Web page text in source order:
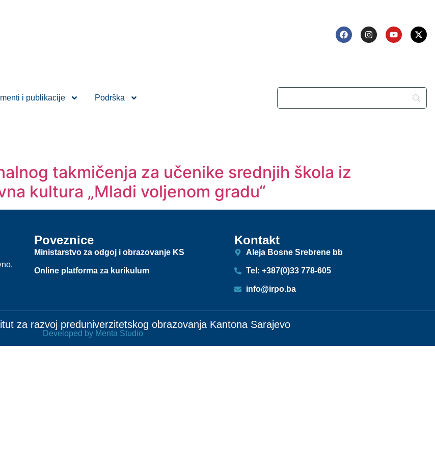
i publikacije Podrška
takmičenja za učenike srednjih škola iz
kultura „Mladi voljenom gradu“
Poveznice
Ministarstvo za odgoj i obrazovanje KS
Online platforma za kurikulum
Kontakt
Aleja Bosne Srebrene bb
Tel: +387(0)33 778-605
info@irpo.ba
za razvoj preduniverzitetskog obrazovanja Kantona Sarajevo
Developed by Menta Studio